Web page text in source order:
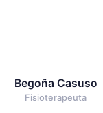
Begoña Casuso
Fisioterapeuta